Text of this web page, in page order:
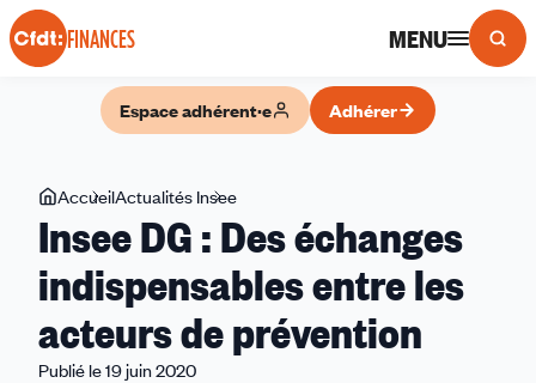
Panneau de gestion des cookies
FINANCES MENU
Espace adhérent·e Adhérer
Vous
êtes
ici
AccueilActualités Insee
DG
:
Des
échanges
indispensables
Insee DG : Des échanges
indispensables entre les
acteurs de prévention
Publié le 19 juin 2020